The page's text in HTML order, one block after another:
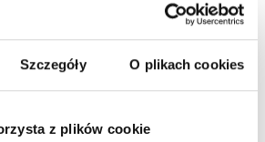
Szczegóły O plikach cookies
z plików cookie
się przestojów i problemów
– należy wcześniej przygotować
z systemem lub integracją.
stale odkładane– Rozwiązanie
do tematu etapami. Najpierw